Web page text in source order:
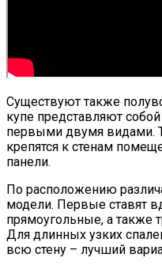
Существуют также
купе представляют
первыми двумя видами.
крепятся к стенам
панели.
По расположению
модели. Первые ставят
прямоугольные, а также
Для длинных узких
всю стену – лучший